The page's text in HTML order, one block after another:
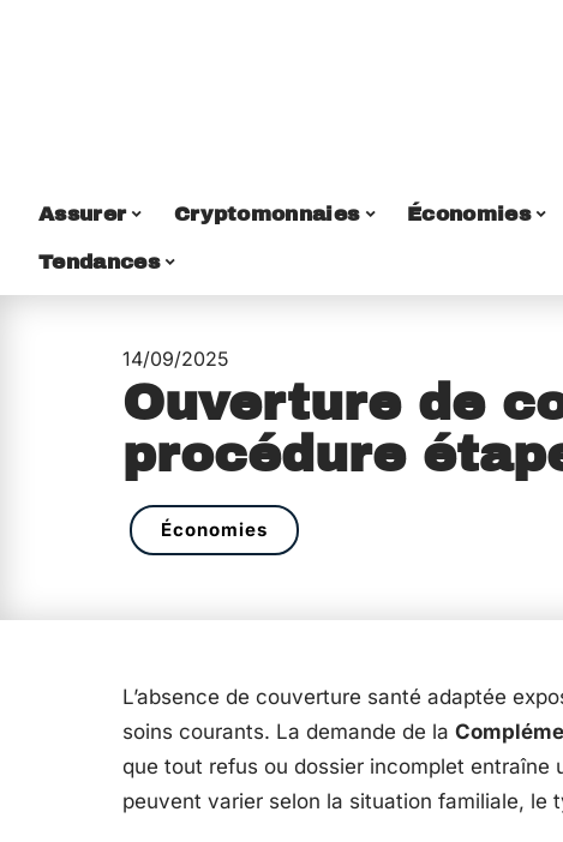
Assurer Cryptomonnaies Économies
Tendances
14/09/2025
Ouverture de
procédure
Économies
L’absence de couverture santé adaptée
soins courants. La demande de la
que tout refus ou dossier incomplet entraîne
peuvent varier selon la situation familiale, le